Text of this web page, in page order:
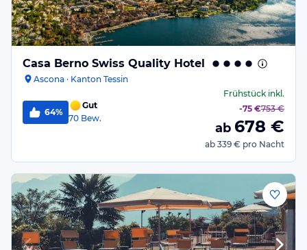
Casa Berno Swiss Quality Hotel
Ascona · Kanton Tessin
64%
Gut
70 Bew.
Frühstückinkl.
-75 €753 €
ab 678 €
ab 339 € pro Nacht